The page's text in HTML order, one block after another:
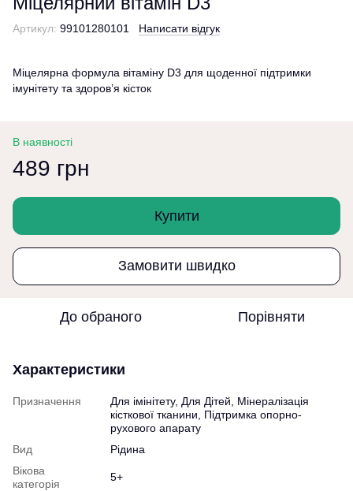
Артикул: 99101280101 Написати відгук
Міцелярна формула вітаміну D3 для щоденної підтримки
імунітету та здоров’я кісток
В наявності
489 грн
Купити
Замовити швидко
До обраного Порівняти
Характеристики
Призначення
Для імінітету, Для Дітей, Мінералізація
кісткової тканини, Підтримка опорно-
рухового апарату
Вид
Рідина
Вікова
категорія
5+